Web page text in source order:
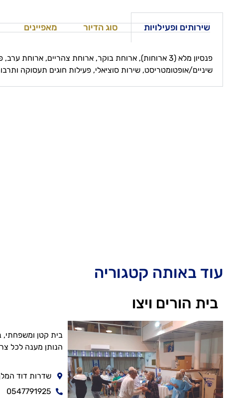
שירותים ופעילויות סוג הדיור מאפיינים
פנסיון מלא (3 ארוחות), ארוחת בוקר, ארוחת צהריים,
שיניים/אופטומטריסט, שירות סוציאלי, פעילות חוגים תעסוקה
עוד באותה קטגוריה
בית הורים ויצו
בית קטן ומשפחתי,
הנותן מענה לכל צרכי הדייר, 3
שדרות דוד המלך 40, תל
0547791925